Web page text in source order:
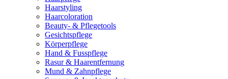
Haarstyling
Haarcoloration
Beauty- & Pflegetools
Gesichtspflege
Körperpflege
Hand & Fusspflege
Rasur & Haarentfernung
Mund & Zahnpflege